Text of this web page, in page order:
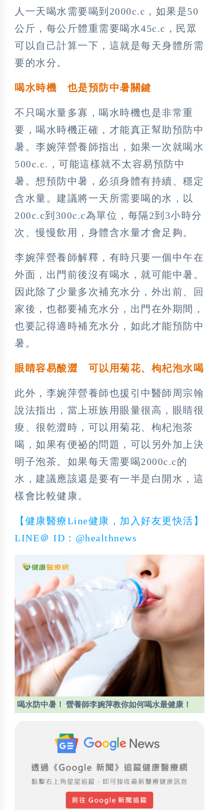
人一天喝水需要喝到2000c.c，如果是50
公斤，每公斤體重需要喝水45c.c，民眾
可以自己計算一下，這就是每天身體所需
要的水分。
喝水時機 也是預防中暑關鍵
不只喝水量多寡，喝水時機也是非常重
要，喝水時機正確，才能真正幫助預防中
暑。李婉萍營養師指出，如果一次就喝水
500c.c.，可能這樣就不太容易預防中
暑。想預防中暑，必須身體有持續、穩定
含水量。建議將一天所需要喝的水，以
200c.c到300c.c為單位，每隔2到3小時分
次、慢慢飲用，身體含水量才會足夠。
李婉萍營養師解釋，有時只要一個中午在
外面，出門前後沒有喝水，就可能中暑。
因此除了少量多次補充水分，外出前、回
家後，也都要補充水分，出門在外期間，
也要記得適時補充水分，如此才能預防中
暑。
眼睛容易酸澀 可以用菊花、枸杞泡水喝
此外，李婉萍營養師也援引中醫師周宗翰
說法指出，當上班族用眼量很高，眼睛很
痠、很乾澀時，可以用菊花、枸杞泡茶
喝，如果有便祕的問題，可以另外加上決
明子泡茶。如果每天需要喝2000c.c的
水，建議應該還是要有一半是白開水，這
樣會比較健康。
【健康醫療Line健康，加入好友更快活】
LINE＠ ID：@healthnews
喝水防中暑！ 營養師李婉萍教你如何喝水最健康！